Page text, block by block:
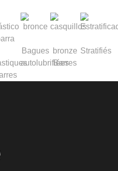
Bagues
autolubrifiées
bronze
Barres
Stratifiés